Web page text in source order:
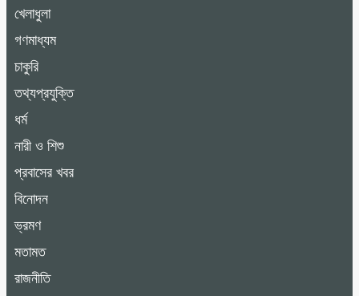
খেলাধুলা
গণমাধ্যম
চাকুরি
তথ্যপ্রযুক্তি
ধর্ম
নারী ও শিশু
প্রবাসের খবর
বিনোদন
ভ্রমণ
মতামত
রাজনীতি